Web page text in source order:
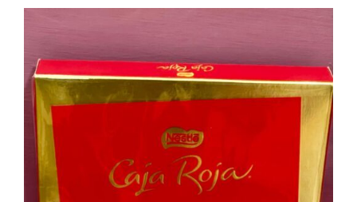
AÑADIR AL CARRITO
DETALLES